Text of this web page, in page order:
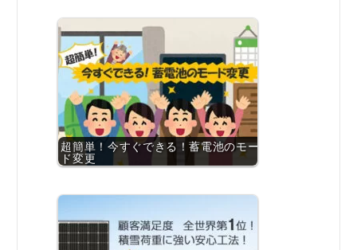
超簡単！今すぐできる！蓄電池のモー
ド変更